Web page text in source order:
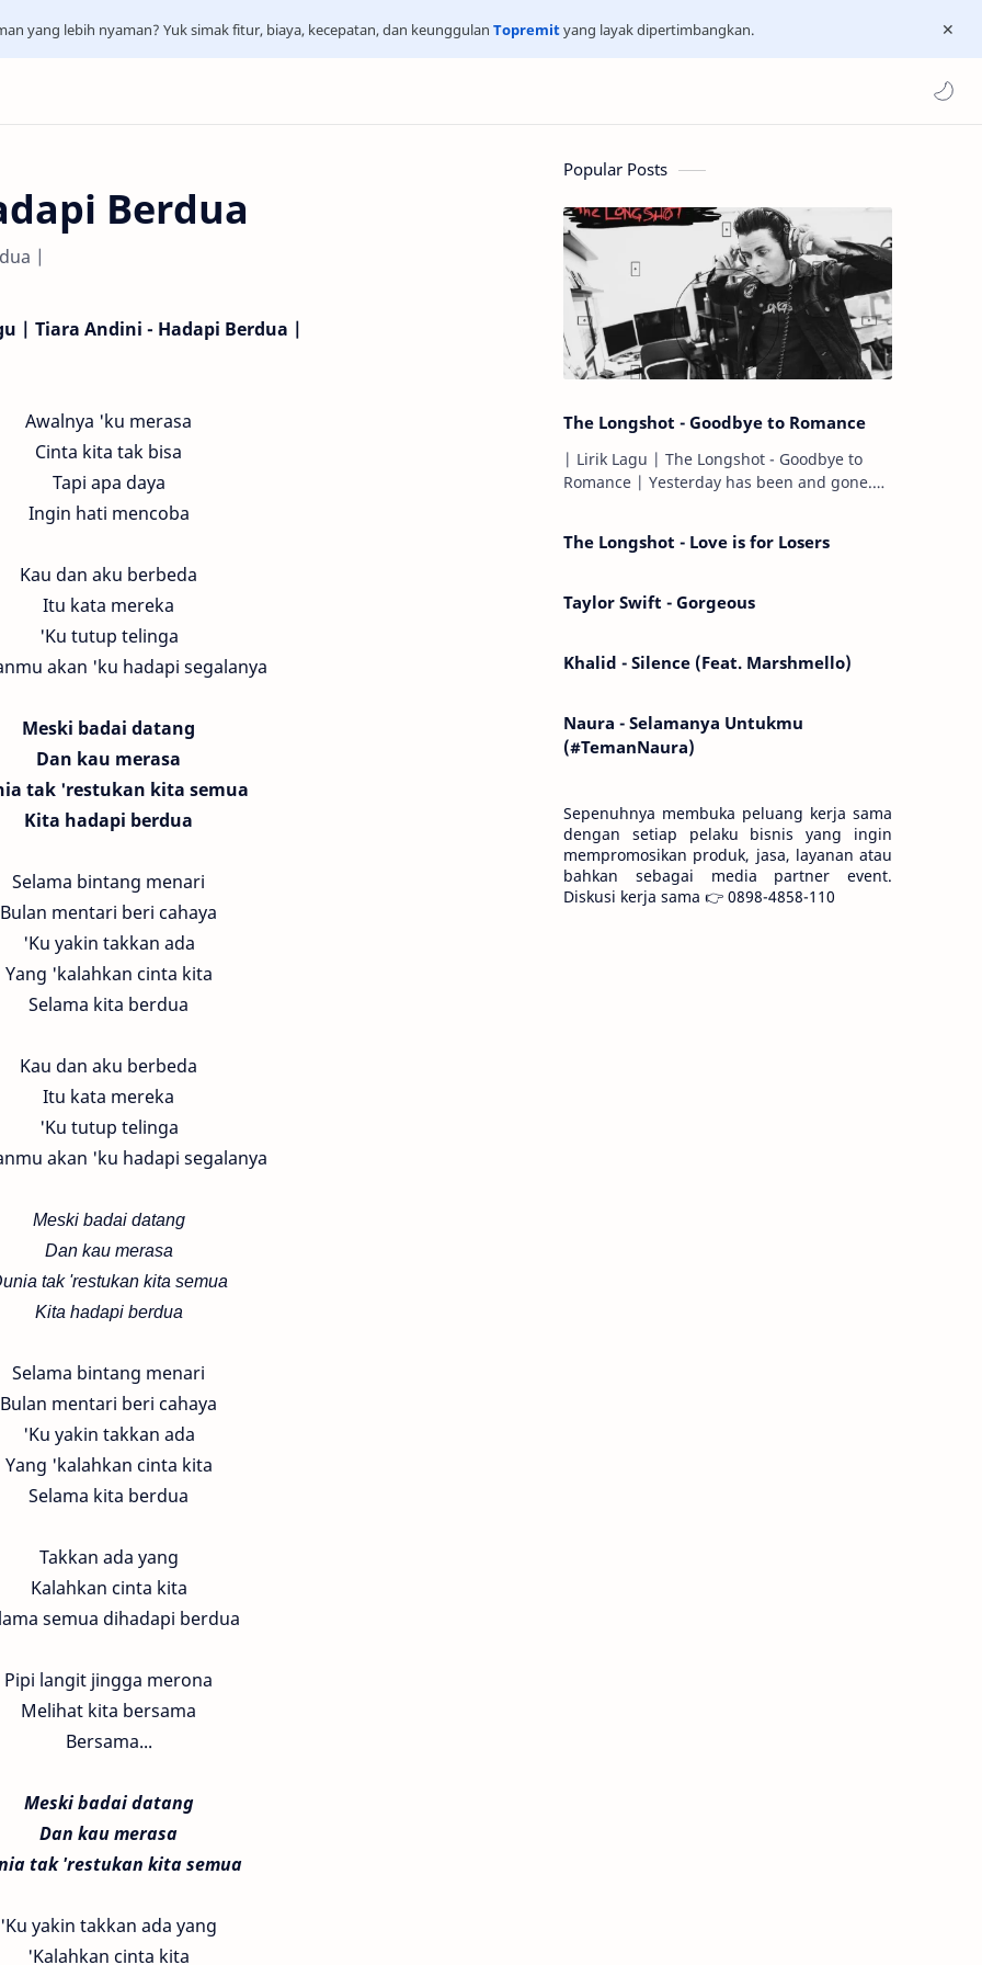
yang lebih nyaman? Yuk simak fitur, biaya, kecepatan, dan keunggulan Topremityang layak dipertimbangkan.
Berdua
|
| Tiara Andini - Hadapi Berdua |
Awalnya 'ku merasa
Cinta kita tak bisa
Tapi apa daya
Ingin hati mencoba
Kau dan aku berbeda
Itu kata mereka
'Ku tutup telinga
akan 'ku hadapi segalanya
Meski badai datang
Dan kau merasa
tak 'restukan kita semua
Kita hadapi berdua
Selama bintang menari
Bulan mentari beri cahaya
'Ku yakin takkan ada
Yang 'kalahkan cinta kita
Selama kita berdua
Kau dan aku berbeda
Itu kata mereka
'Ku tutup telinga
akan 'ku hadapi segalanya
Meski badai datang
Dan kau merasa
tak 'restukan kita semua
Kita hadapi berdua
Selama bintang menari
Bulan mentari beri cahaya
'Ku yakin takkan ada
Yang 'kalahkan cinta kita
Selama kita berdua
Takkan ada yang
Kalahkan cinta kita
semua dihadapi berdua
Pipi langit jingga merona
Melihat kita bersama
Bersama...
Meski badai datang
Dan kau merasa
tak 'restukan kita semua
'Ku yakin takkan ada yang
'Kalahkan cinta kita
Popular Posts
The Longshot - Goodbye to Romance
| Lirik Lagu | The Longshot - Goodbye to
Romance | Yesterday has been and gone.
The Longshot - Love is for Losers
Taylor Swift - Gorgeous
Khalid - Silence (Feat. Marshmello)
Naura - Selamanya Untukmu
(#TemanNaura)
Sepenuhnya membuka peluang kerja sama
dengan setiap pelaku bisnis yang ingin
mempromosikan produk, jasa, layanan atau
bahkan sebagai media partner event.
Diskusi kerja sama 👉 0898-4858-110